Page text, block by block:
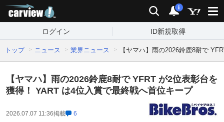
検索 通知
i
ログイン ID新規取得
トップ ニュース 業界ニュース 【ヤマハ】雨の2026鈴鹿8耐で
【ヤマハ】雨の2026鈴鹿8耐で YFRT が2位表彰台を
獲得！ YART は4位入賞で最終戦へ首位キープ
2026.07.07 11:36掲載 6